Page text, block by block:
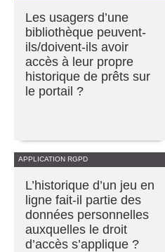
Les usagers d’une
bibliothèque peuvent-
ils/doivent-ils avoir
accès à leur propre
historique de prêts sur
le portail ?
APPLICATION RGPD
L’historique d’un jeu en
ligne fait-il partie des
données personnelles
auxquelles le droit
d’accès s’applique ?